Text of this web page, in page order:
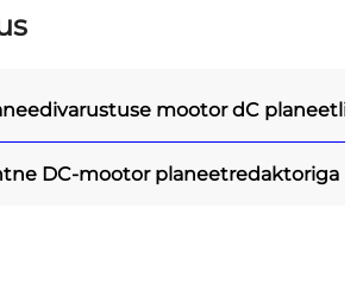
mootordC
DC-mootor planeetredaktoriga